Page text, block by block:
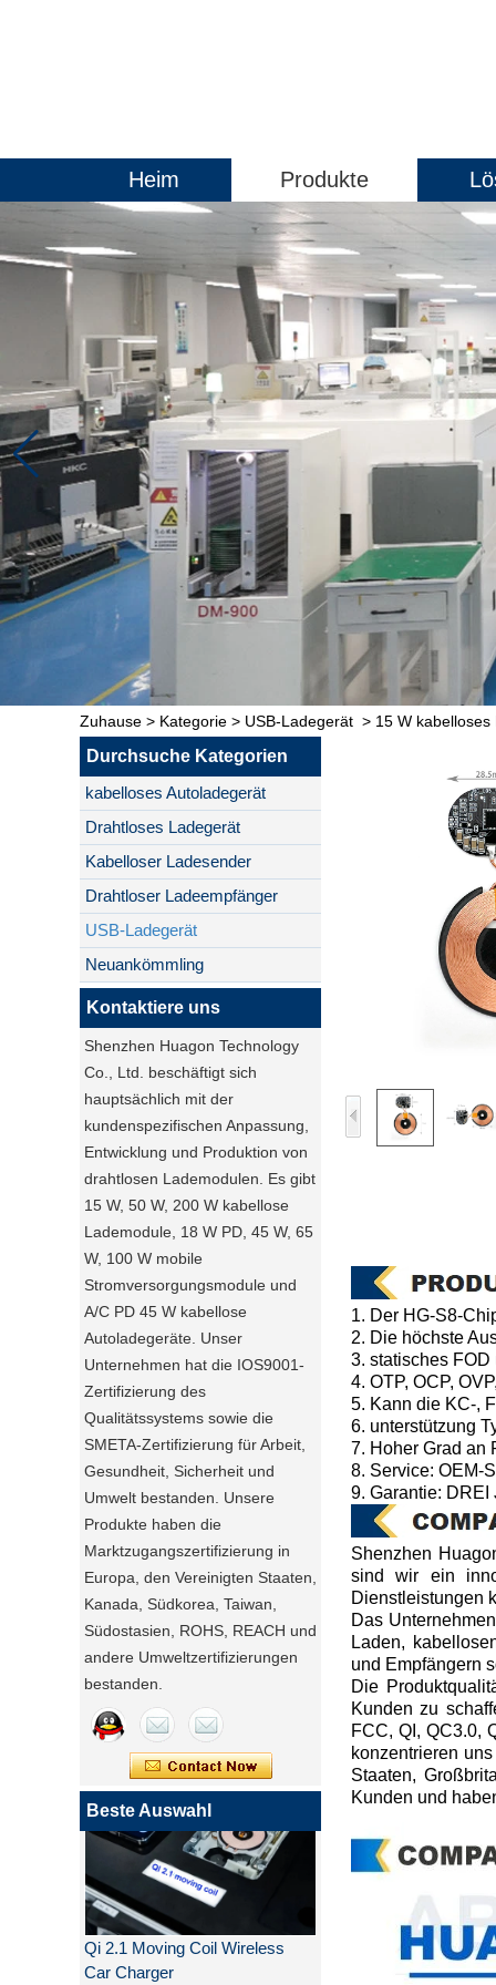
Heim Produkte
Zuhause > Kategorie > USB-Ladegerät > 15 W
Durchsuche Kategorien
kabelloses Autoladegerät
Drahtloses Ladegerät
Kabelloser Ladesender
Drahtloser Ladeempfänger
USB-Ladegerät
Neuankömmling
Kontaktiere uns
Shenzhen Huagon Technology
Co., Ltd. beschäftigt sich
hauptsächlich mit der
kundenspezifischen Anpassung,
Entwicklung und Produktion von
drahtlosen Lademodulen. Es gibt
15 W, 50 W, 200 W kabellose
Lademodule, 18 W PD, 45 W, 65
W, 100 W mobile
Stromversorgungsmodule und
A/C PD 45 W kabellose
Autoladegeräte. Unser
Unternehmen hat die IOS9001-
Zertifizierung des
Qualitätssystems sowie die
SMETA-Zertifizierung für Arbeit,
Gesundheit, Sicherheit und
Umwelt bestanden. Unsere
Produkte haben die
Marktzugangszertifizierung in
Europa, den Vereinigten Staaten,
Kanada, Südkorea, Taiwan,
Südostasien, ROHS, REACH und
andere Umweltzertifizierungen
bestanden.
Beste Auswahl
Qi 2.1 Moving Coil Wireless
Car Charger
1. Der HG-S8-
2. Die höchste
3. statisches
4. OTP, OCP,
5. Kann die KC-,
6. unterstützung
7. Hoher Grad an
8. Service: OEM-
9. Garantie: DREI
Shenzhen
sind wir ein
Dienstleistungen
Das
Laden,
und Empfängern
Die
Kunden zu
FCC, QI, QC3.0,
konzentrieren
Staaten,
Kunden und